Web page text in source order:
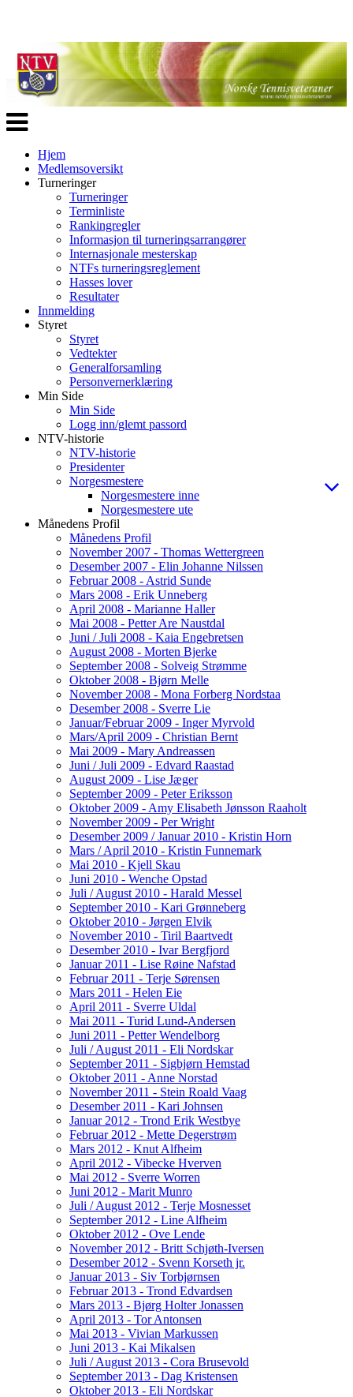
Veksle
navigasjon
Hjem
Medlemsoversikt
Turneringer
Turneringer
Terminliste
Rankingregler
Informasjon til turneringsarrangører
Internasjonale mesterskap
NTFs turneringsreglement
Hasses lover
Resultater
Innmelding
Styret
Styret
Vedtekter
Generalforsamling
Personvernerklæring
Min Side
Min Side
Logg inn/glemt passord
NTV-historie
NTV-historie
Presidenter
Norgesmestere
Norgesmestere inne
Norgesmestere ute
Månedens Profil
Månedens Profil
November 2007 - Thomas Wettergreen
Desember 2007 - Elin Johanne Nilssen
Februar 2008 - Astrid Sunde
Mars 2008 - Erik Unneberg
April 2008 - Marianne Haller
Mai 2008 - Petter Are Naustdal
Juni / Juli 2008 - Kaia Engebretsen
August 2008 - Morten Bjerke
September 2008 - Solveig Strømme
Oktober 2008 - Bjørn Melle
November 2008 - Mona Forberg Nordstaa
Desember 2008 - Sverre Lie
Januar/Februar 2009 - Inger Myrvold
Mars/April 2009 - Christian Bernt
Mai 2009 - Mary Andreassen
Juni / Juli 2009 - Edvard Raastad
August 2009 - Lise Jæger
September 2009 - Peter Eriksson
Oktober 2009 - Amy Elisabeth Jønsson Raaholt
November 2009 - Per Wright
Desember 2009 / Januar 2010 - Kristin Horn
Mars / April 2010 - Kristin Funnemark
Mai 2010 - Kjell Skau
Juni 2010 - Wenche Opstad
Juli / August 2010 - Harald Messel
September 2010 - Kari Grønneberg
Oktober 2010 - Jørgen Elvik
November 2010 - Tiril Baartvedt
Desember 2010 - Ivar Bergfjord
Januar 2011 - Lise Røine Nafstad
Februar 2011 - Terje Sørensen
Mars 2011 - Helen Eie
April 2011 - Sverre Uldal
Mai 2011 - Turid Lund-Andersen
Juni 2011 - Petter Wendelborg
Juli / August 2011 - Eli Nordskar
September 2011 - Sigbjørn Hemstad
Oktober 2011 - Anne Norstad
November 2011 - Stein Roald Vaag
Desember 2011 - Kari Johnsen
Januar 2012 - Trond Erik Westbye
Februar 2012 - Mette Degerstrøm
Mars 2012 - Knut Alfheim
April 2012 - Vibecke Hverven
Mai 2012 - Sverre Worren
Juni 2012 - Marit Munro
Juli / August 2012 - Terje Mosnesset
September 2012 - Line Alfheim
Oktober 2012 - Ove Lende
November 2012 - Britt Schjøth-Iversen
Desember 2012 - Svenn Korseth jr.
Januar 2013 - Siv Torbjørnsen
Februar 2013 - Trond Edvardsen
Mars 2013 - Bjørg Holter Jonassen
April 2013 - Tor Antonsen
Mai 2013 - Vivian Markussen
Juni 2013 - Kai Mikalsen
Juli / August 2013 - Cora Brusevold
September 2013 - Dag Kristensen
Oktober 2013 - Eli Nordskar